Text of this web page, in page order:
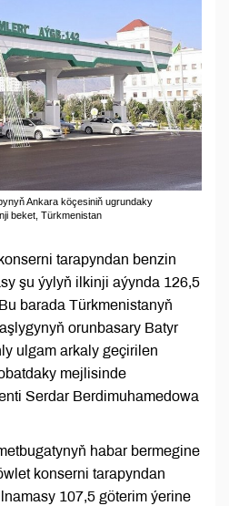
Ankara köçesiniň ugrundaky
beket, Türkmenistan
tarapyndan benzin
şu ýylyň ilkinji aýynda 126,5
barada Türkmenistanyň
orunbasary Batyr
ulgam arkaly geçirilen
mejlisinde
Serdar Berdimuhamedowa
habar bermegine
konserni tarapyndan
107,5 göterim ýerine